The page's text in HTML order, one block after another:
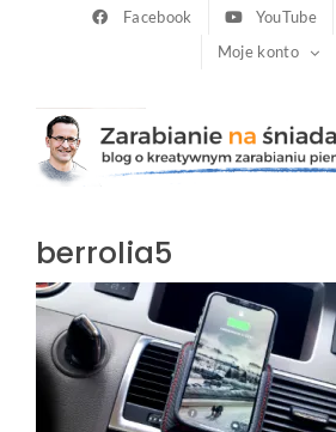
Facebook YouTube
Moje konto
berrolia5